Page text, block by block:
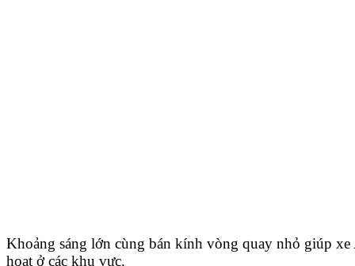
Khoảng sáng lớn cùng bán kính vòng quay nhỏ giúp
hoạt ở các khu vực.